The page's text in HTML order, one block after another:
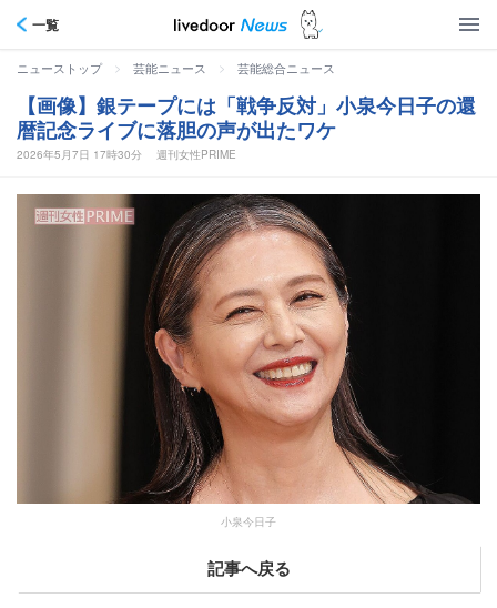
一覧
ニューストップ > 芸能ニュース > 芸能総合ニュース
【画像】銀テープには「戦争反対」小泉今日子の還
暦記念ライブに落胆の声が出たワケ
2026年5月7日 17時30分 週刊女性PRIME
小泉今日子
記事へ戻る